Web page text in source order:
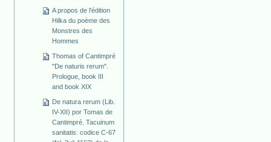
A propos de l'édition
Hilka du poème des
Monstres des
Hommes
Thomas of Cantimpré
"De naturis rerum".
Prologue, book III
and book XIX
De natura rerum (Lib.
IV-XII) por Tomas de
Cantimpré. Tacuinum
sanitatis: codice C-67